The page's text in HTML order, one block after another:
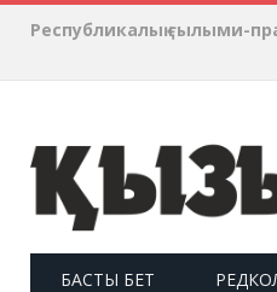
Республикалық ғылыми-
БАСТЫ БЕТ